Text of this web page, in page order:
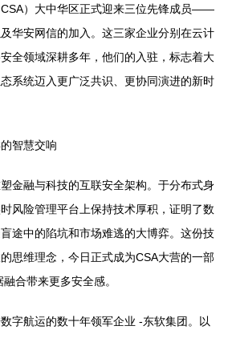
）大中华区正式迎来三位先锋成员——
华安网信的加入。这三家企业分别在云计
全领域深耕多年，他们的入驻，标志着大
系统迈入更广泛共识、更协同演进的新时
智慧交响
金融与科技的互联安全架构。于分布式身
风险管理平台上保持技术厚积，证明了数
途中的陷坑和市场难逃的大博弈。这份技
思维理念，今日正式成为CSA大营的一部
合带来更多安全感。
字航运的数十年领军企业 -东软集团。以